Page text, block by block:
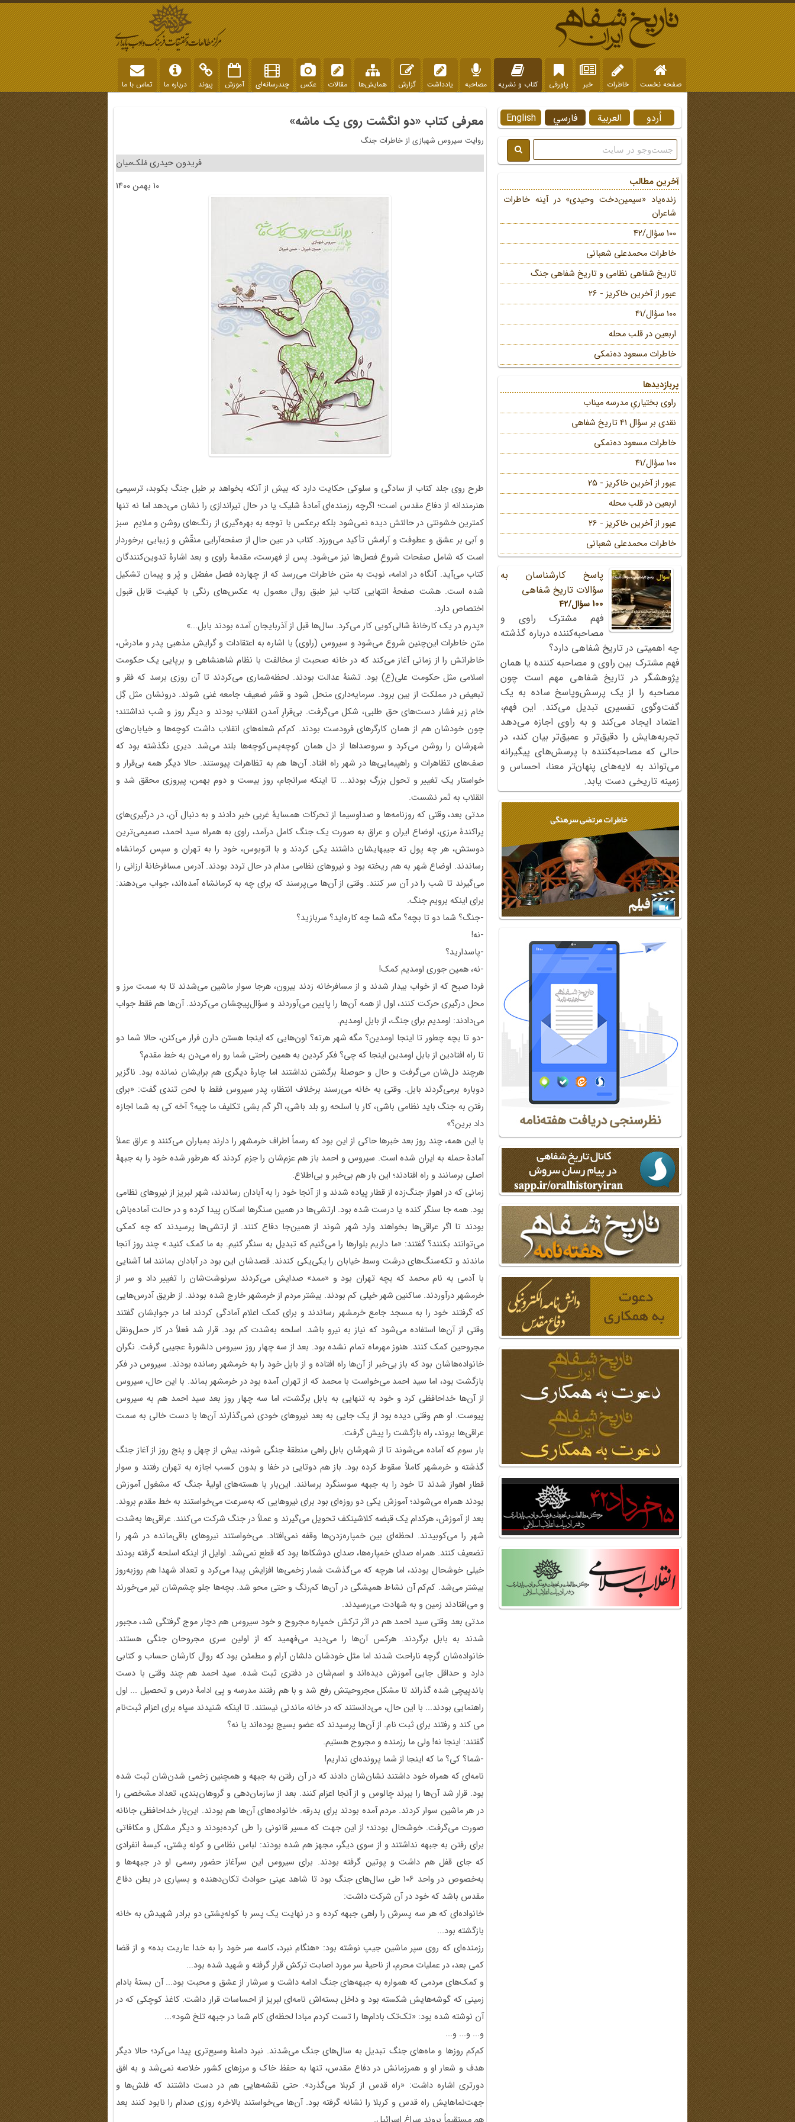
صفحه نخست خاطرات خبر پاورقی کتاب و نشریه مصاحبه یادداشت گزارش همایش‌ها مقالات عکس چندرسانه‌ای آموزش پیوند درباره ما تماس با ما
معرفی کتاب «دو انگشت روی یک ماشه»
روایت سیروس شهبازی از خاطرات جنگ
فریدون حیدری مُلک‌میان
10 بهمن 1400
طرح روی جلد کتاب از سادگی و سلوکی حکایت دارد که بیش از آنکه بخواهد بر طبل جنگ بکوبد، ترسیمی
هنرمندانه از دفاع مقدس است؛ اگرچه رزمنده‌ای آمادۀ شلیک یا در حال تیراندازی را نشان می‌دهد اما نه تنها
کمترین خشونتی در حالتش دیده نمی‌شود بلکه برعکس با توجه به بهره‌گیری از رنگ‌های روشن و ملایمِ سبز
و آبی بر عشق و عطوفت و آرامش تأکید می‌ورزد. کتاب در عین حال از صفحه‌آرایی منقّش و زیبایی برخوردار
است که شامل صفحات شروعِ فصل‌ها نیز می‌شود. پس از فهرست، مقدمۀ راوی و بعد اشارۀ تدوین‌کنندگان
کتاب می‌آید. آنگاه در ادامه، نوبت به متن خاطرات می‌رسد که از چهارده فصل مفصّل و پُر و پیمان تشکیل
شده است. هشت صفحۀ انتهایی کتاب نیز طبق روال معمول به عکس‌های رنگی با کیفیت قابل قبول
اختصاص دارد.
«پدرم در یک کارخانۀ شالی‌کوبی کار می‌کرد. سال‌ها قبل از آذربایجان آمده بودند بابل...»
متن خاطرات این‌چنین شروع می‌شود و سیروس (راوی) با اشاره به اعتقادات و گرایش مذهبی پدر و مادرش،
خاطراتش را از زمانی آغاز می‌کند که در خانه صحبت از مخالفت با نظام شاهنشاهی و برپایی یک حکومت
اسلامی مثل حکومت علی(ع) بود. تشنۀ عدالت بودند. لحظه‌شماری می‌کردند تا آن روزی برسد که فقر و
تبعیض در مملکت از بین برود. سرمایه‌داری منحل شود و قشر ضعیف جامعه غنی شوند. درونشان مثل گِل
خام زیر فشار دست‌های حق طلبی، شکل می‌گرفت. بی‌قرارِ آمدن انقلاب بودند و دیگر روز و شب نداشتند؛
چون خودشان هم از همان کارگرهای فرودست بودند. کم‌کم شعله‌های انقلاب داشت کوچه‌ها و خیابان‌های
شهرشان را روشن می‌کرد و سروصداها از دل همان کوچه‌پس‌کوچه‌ها بلند می‌شد. دیری نگذشته بود که
صف‌های تظاهرات و راهپیمایی‌ها در شهر راه افتاد. آن‌ها هم به تظاهرات پیوستند. حالا دیگر همه بی‌قرار و
خواستار یک تغییر و تحول بزرگ بودند... تا اینکه سرانجام، روز بیست و دوم بهمن، پیروزی محقق شد و
انقلاب به ثمر نشست.
مدتی بعد، وقتی که روزنامه‌ها و صداوسیما از تحرکات همسایۀ غربی خبر دادند و به دنبال آن، در درگیری‌های
پراکندۀ مرزی، اوضاع ایران و عراق به صورت یک جنگ کامل درآمد، راوی به همراه سید احمد، صمیمی‌ترین
دوستش، هر چه پول ته جیب‎هایشان داشتند یکی کردند و با اتوبوس، خود را به تهران و سپس کرمانشاه
رساندند. اوضاع شهر به هم ریخته بود و نیروهای نظامی مدام در حال تردد بودند. آدرس مسافرخانۀ ارزانی را
می‌گیرند تا شب را در آن سر کنند. وقتی از آن‌ها می‌پرسند که برای چه به کرمانشاه آمده‌اند، جواب می‌دهند:
برای اینکه برویم جنگ.
-جنگ؟ شما دو تا بچه؟ مگه شما چه کاره‌اید؟ سربازید؟
-نه!
-پاسدارید؟
-نه، همین جوری اومدیم کمک!
فردا صبح که از خواب بیدار شدند و از مسافرخانه زدند بیرون، هرجا سوار ماشین می‌شدند تا به سمت مرز و
محل درگیری حرکت کنند، اول از همه آن‌ها را پایین می‌آوردند و سؤال‌پیچشان می‌کردند. آن‌ها هم فقط جواب
می‌دادند: اومدیم برای جنگ، از بابل اومدیم.
-دو تا بچه چطور تا اینجا اومدین؟ مگه شهر هرته؟ اون‌هایی که اینجا هستن دارن فرار می‌کنن، حالا شما دو
تا راه افتادین از بابل اومدین اینجا که چی؟ فکر کردین به همین راحتی شما رو راه می‌دن به خط مقدم؟
هرچند دل‌شان می‌گرفت و حال و حوصلۀ برگشتن نداشتند اما چارۀ دیگری هم برایشان نمانده بود. ناگزیر
دوباره برمی‌گردند بابل. وقتی به خانه می‌رسند برخلاف انتظار، پدر سیروس فقط با لحن تندی گفت: «برای
رفتن به جنگ باید نظامی باشی، کار با اسلحه رو بلد باشی، اگر گم بشی تکلیف ما چیه؟ آخه کی به شما اجازه
داد برین؟»
با این همه، چند روز بعد خبرها حاکی از این بود که رسماً اطراف خرمشهر را دارند بمباران می‌کنند و عراق عملاً
آمادۀ حمله به ایران شده است. سیروس و احمد باز هم عزم‌شان را جزم کردند که هرطور شده خود را به جبهۀ
اصلی برسانند و راه افتادند؛ این بار هم بی‌خبر و بی‌اطلاع.
زمانی که در اهواز جنگ‌زده از قطار پیاده شدند و از آنجا خود را به آبادان رساندند، شهر لبریز از نیروهای نظامی
بود. همه جا سنگر کنده یا درست شده بود. ارتشی‌ها در همین سنگرها اسکان پیدا کرده و در حالت آماده‌باش
بودند تا اگر عراقی‌ها بخواهند وارد شهر شوند از همین‌جا دفاع کنند. از ارتشی‌ها پرسیدند که چه کمکی
می‌توانند بکنند؟ گفتند: «ما داریم بلوارها را می‌کَنیم که تبدیل به سنگر کنیم. به ما کمک کنید.» چند روز آنجا
ماندند و تکه‌سنگ‌های درشت وسط خیابان را یکی‌یکی کندند. قصدشان این بود در آبادان بمانند اما آشنایی
با آدمی به نام محمد که بچه تهران بود و «ممد» صدایش می‌کردند سرنوشت‌شان را تغییر داد و سر از
خرمشهر درآوردند. ساکنین شهر خیلی کم بودند. بیشتر مردم از خرمشهر خارج شده بودند. از طریق آدرس‌هایی
که گرفتند خود را به مسجد جامع خرمشهر رساندند و برای کمک اعلام آمادگی کردند اما در جوابشان گفتند
وقتی از آن‌ها استفاده می‌شود که نیاز به نیرو باشد. اسلحه به‌شدت کم بود. قرار شد فعلاً در کار حمل‌ونقل
مجروحین کمک کنند. هنوز مهرماه تمام نشده بود. بعد از سه چهار روز سیروس دلشورۀ عجیبی گرفت. نگران
خانواده‌هاشان بود که باز بی‌خبر از آن‌ها راه افتاده و از بابل خود را به خرمشهر رسانده بودند. سیروس در فکر
بازگشت بود، اما سید احمد می‌خواست با محمد که از تهران آمده بود در خرمشهر بماند. با این حال، سیروس
از آن‌ها خداحافظی کرد و خود به تنهایی به بابل برگشت، اما سه چهار روز بعد سید احمد هم به سیروس
پیوست. او هم وقتی دیده بود از یک جایی به بعد نیروهای خودی نمی‌گذارند آن‌ها با دست خالی به سمت
عراقی‌ها بروند، راه بازگشت را پیش گرفت.
بار سوم که آماده می‌شوند تا از شهرشان بابل راهی منطقۀ جنگی شوند، بیش از چهل و پنج روز از آغاز جنگ
گذشته و خرمشهر کاملاً سقوط کرده بود. باز هم دوتایی در خفا و بدون کسب اجازه به تهران رفتند و سوار
قطار اهواز شدند تا خود را به جبهه سوسنگرد برسانند. این‌بار با هسته‌های اولیۀ جنگ که مشغول آموزش
بودند همراه می‌شوند؛ آموزش یکی دو روزه‌ای بود برای نیروهایی که به‌سرعت می‌خواستند به خط مقدم بروند.
بعد از آموزش، هرکدام یک قبضه کلاشینکف تحویل می‌گیرند و عملاً در جنگ شرکت می‌کنند. عراقی‌ها به‌شدت
شهر را می‌کوبیدند. لحظه‌ای بین خمپاره‌‌زدن‌ها وقفه نمی‌افتاد. می‌خواستند نیروهای باقی‌مانده در شهر را
تضعیف کنند. همراه صدای خمپاره‌ها، صدای دوشکاها بود که قطع نمی‌شد. اوایل از اینکه اسلحه گرفته بودند
خیلی خوشحال بودند، اما هرچه که می‌گذشت شمار زخمی‌ها افزایش پیدا می‌کرد و تعداد شهدا هم روزبه‌روز
بیشتر می‌شد. کم‌کم آن نشاط همیشگی در آن‌ها کم‌رنگ و حتی محو شد. بچه‌ها جلو چشم‌شان تیر می‌خورند
و می‌افتادند زمین و به شهادت می‌رسیدند.
مدتی بعد وقتی سید احمد هم در اثر ترکش خمپاره مجروح و خود سیروس هم دچار موج گرفتگی شد، مجبور
شدند به بابل برگردند. هرکس آن‌ها را می‌دید می‌فهمید که از اولین سری مجروحان جنگی هستند.
خانواده‌شان گرچه ناراحت شدند اما مثل خودشان دلشان آرام و مطمئن بود که روال کارشان حساب و کتابی
دارد و حداقل جایی آموزش دیده‌اند و اسم‌شان در دفتری ثبت شده. سید احمد هم چند وقتی با دست
باندپیچی شده گذراند تا مشکل مجروحیتش رفع شد و با هم رفتند مدرسه و پی ادامۀ درس و تحصیل ... اول
راهنمایی بودند... با این حال، می‌دانستند که در خانه ماندنی نیستند. تا اینکه شنیدند سپاه برای اعزام ثبت‌نام
می کند و رفتند برای ثبت نام. از آن‌ها پرسیدند که عضو بسیج بوده‌اند یا نه؟
گفتند: اینجا نه! ولی ما رزمنده و مجروح هستیم.
-شما؟ کی؟ ما که اینجا از شما پرونده‌ای نداریم!
نامه‌ای که همراه خود داشتند نشان‌شان دادند که در آن رفتن به جبهه و همچنین زخمی شدن‌شان ثبت شده
بود. قرار شد آن‌ها را ببرند چالوس و از آنجا اعزام کنند. بعد از سازمان‌دهی و گروهان‌بندی، تعداد مشخصی را
در هر ماشین سوار کردند. مردم آمده بودند برای بدرقه. خانواده‌های آن‌ها هم بودند. این‌بار خداحافظی جانانه
صورت می‌گرفت. خوشحال بودند؛ از این جهت که مسیر قانونی را طی کرده‌بودند و دیگر مشکل و مکافاتی
برای رفتن به جبهه نداشتند و از سوی دیگر، مجهز هم شده بودند: لباس نظامی و کوله پشتی، کیسۀ انفرادی
که جای قفل هم داشت و پوتین گرفته بودند. برای سیروس این سرآغاز حضور رسمی او در جبهه‌ها و
به‌خصوص در واحد 106 طی سال‌های جنگ بود تا شاهد عینی حوادث تکان‌دهنده و بسیاری در بطن دفاع
مقدس باشد که خود در آن شرکت داشت:
خانواده‌ای که هر سه پسرش را راهی جبهه کرده و در نهایت یک پسر با کوله‌پشتی دو برادر شهیدش به خانه
بازگشته بود...
رزمنده‌ای که روی سپر ماشین جیپ نوشته بود: «هنگام نبرد، کاسه سر خود را به خدا عاریت بده» و از قضا
کمی بعد، در عملیات محرم، از ناحیۀ سر مورد اصابت ترکش قرار گرفته و شهید شده بود...
و کمک‌های مردمی که همواره به جبهه‌های جنگ ادامه داشت و سرشار از عشق و محبت بود... آن بستۀ بادام
زمینی که گوشه‌هایش شکسته بود و داخل بسته‌اش نامه‌ای لبریز از احساسات قرار داشت. کاغذ کوچکی که در
آن نوشته شده بود: «تک‌تک بادام‌ها را تست کردم مبادا لحظه‌ای کام شما در جبهه تلخ شود»...
و... و... و...
کم‌کم روزها و ماه‌های جنگ تبدیل به سال‌های جنگ می‌شدند. نبرد دامنۀ وسیع‌تری پیدا می‌کرد؛ حالا دیگر
هدف و شعار او و همرزمانش در دفاع مقدس، تنها به حفظ خاک و مرزهای کشور خلاصه نمی‌شد و به افق
دورتری اشاره داشت: «راه قدس از کربلا می‌گذرد». حتی نقشه‌هایی هم در دست داشتند که فلش‌ها و
جهت‌نماهایش راه قدس و کربلا را نشانه گرفته بود. آن‌ها می‌خواستند بالاخره روزی صدام را نابود کنند بعد
English فارسي العربية اُردو
آخرین مطالب
زنده‌یاد «سیمین‌دخت وحیدی» در آینه خاطرات
شاعران
100 سؤال/42
خاطرات محمد‌علی شعبانی
تاریخ شفاهی نظامی و تاریخ شفاهی جنگ
عبور از آخرین خاکریز - 26
100 سؤال/41
اربعین در قلب محله
خاطرات مسعود ده‌نمکی
پربازدیدها
راوی بختیاریِ مدرسه میناب
نقدی بر سؤال 41 تاریخ شفاهی
خاطرات مسعود ده‌نمکی
100 سؤال/41
عبور از آخرین خاکریز - 25
اربعین در قلب محله
عبور از آخرین خاکریز - 26
خاطرات محمد‌علی شعبانی
پاسخ کارشناسان به
سؤالات تاریخ شفاهی
100 سؤال/42
فهم مشترک راوی و
مصاحبه‌کننده درباره گذشته
چه اهمیتی در تاریخ شفاهی دارد؟
فهم مشترک بین راوی و مصاحبه کننده یا همان
پژوهشگر در تاریخ شفاهی مهم است چون
مصاحبه را از یک پرسش‌وپاسخ ساده به یک
گفت‌وگوی تفسیری تبدیل می‌کند. این فهم،
اعتماد ایجاد می‌کند و به راوی اجازه می‌دهد
تجربه‌هایش را دقیق‌تر و عمیق‌تر بیان کند، در
حالی که مصاحبه‌کننده با پرسش‌های پیگیرانه
می‌تواند به لایه‌های پنهان‌تر معنا، احساس و
زمینه تاریخی دست یابد.